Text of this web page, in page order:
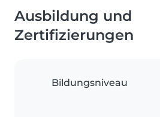
Ausbildung und
Zertifizierungen
Bildungsniveau